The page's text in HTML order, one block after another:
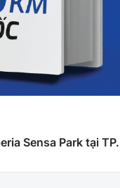
Sensa Park tại